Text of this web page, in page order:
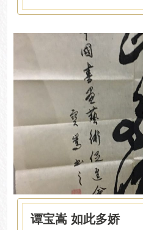
谭宝嵩 如此多娇